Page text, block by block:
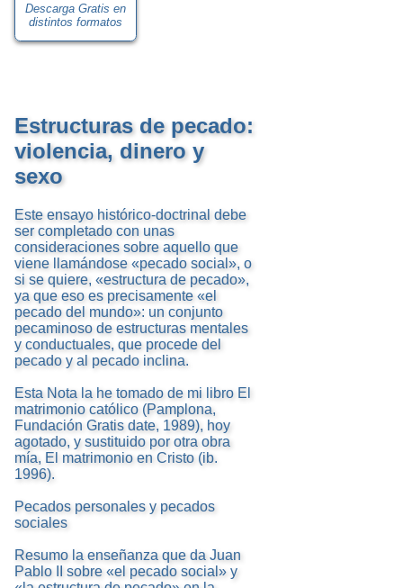
Descarga Gratis en
distintos formatos
Estructuras de pecado:
violencia, dinero y
sexo
Este ensayo histórico-doctrinal debe
ser completado con unas
consideraciones sobre aquello que
viene llamándose «pecado social», o
si se quiere, «estructura de pecado»,
ya que eso es precisamente «el
pecado del mundo»: un conjunto
pecaminoso de estructuras mentales
y conductuales, que procede del
pecado y al pecado inclina.
Esta Nota la he tomado de mi libro El
matrimonio católico (Pamplona,
Fundación Gratis date, 1989), hoy
agotado, y sustituido por otra obra
mía, El matrimonio en Cristo (ib.
1996).
Pecados personales y pecados
sociales
Resumo la enseñanza que da Juan
Pablo II sobre «el pecado social» y